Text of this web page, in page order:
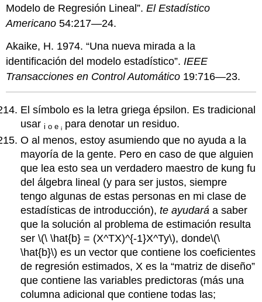
Modelo de Regresión Lineal”.El Estadístico
Americano 54:217—24.
Akaike, H. 1974. “Una nueva mirada a la
identificación del modelo estadístico”.IEEE
Transacciones en Control Automático 19:716—23.
El símbolo es la letra griega épsilon. Es tradicional
usari o ei para denotar un residuo.
O al menos, estoy asumiendo que no ayuda a la
mayoría de la gente. Pero en caso de que alguien
que lea esto sea un verdadero maestro de kung fu
del álgebra lineal (y para ser justos, siempre
tengo algunas de estas personas en mi clase de
estadísticas de introducción),te ayudará a saber
que la solución al problema de estimación resulta
ser\(\ \hat{b} = (X^TX)^{-1}X^Ty\), donde\(\
\hat{b}\) es un vector que contiene los coeficientes
de regresión estimados, X es la “matriz de diseño”
que contiene las variables predictoras (más una
columna adicional que contiene todas las;